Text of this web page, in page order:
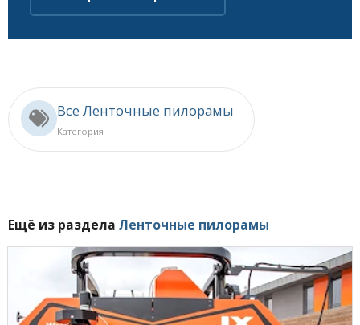
Все Ленточные пилорамы
Категория
Ещё из раздела Ленточные пилорамы